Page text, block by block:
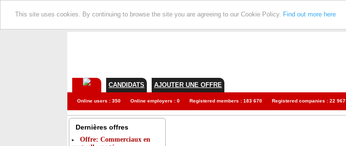
This site uses cookies. By continuing to browse the site you are agreeing to our Cookie Policy. Find out more here
CANDIDATS AJOUTER UNE OFFRE
Online users : 350 Online employers : 0 Registered members : 183 670 Registered companies : 22 967
Dernières offres
Offre: Commerciaux en